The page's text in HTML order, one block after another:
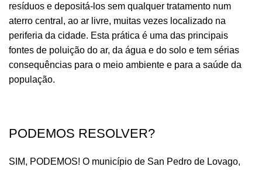
resíduos e depositá-los sem qualquer tratamento num
aterro central, ao ar livre, muitas vezes localizado na
periferia da cidade. Esta prática é uma das principais
fontes de poluição do ar, da água e do solo e tem sérias
consequências para o meio ambiente e para a saúde da
população.
PODEMOS RESOLVER?
SIM, PODEMOS! O município de San Pedro de Lovago,